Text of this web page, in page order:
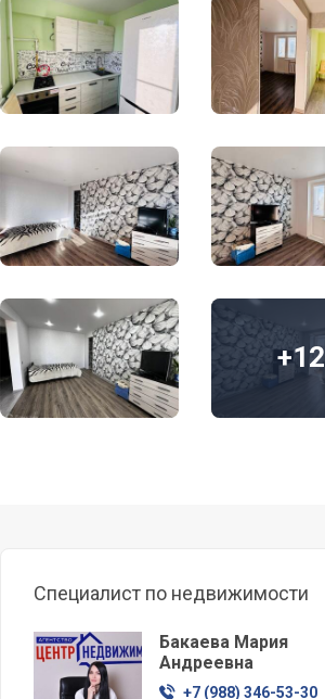
+12
Специалист по недвижимости
Бакаева Мария
Андреевна
+7 (988) 346-53-30